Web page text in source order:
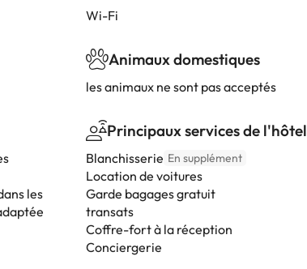
les
Wi-Fi
Animaux domestiques
les animaux ne sont pas acceptés
Principaux services de l'hôtel
Blanchisserie En supplément
Location de voitures
Garde bagages gratuit
transats
Coffre-fort à la réception
Conciergerie